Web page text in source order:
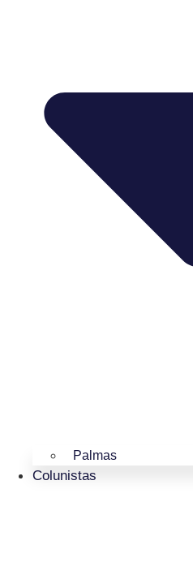
Palmas
Colunistas